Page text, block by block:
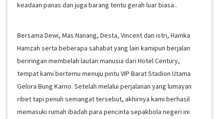
keadaan panas dan juga barang tentu gerah luar biasa..
Bersama Dewi, Mas Nanang, Desta, Vincent dan istri, Hamka
Hamzah serta beberapa sahabat yang lain kamipun berjalan
beriringan membelah lautan manusia dari Hotel Century,
tempat kami bertemu menuju pintu VIP Barat Stadion Utama
Gelora Bung Karno. Setelah melalui perjalanan yang lumayan
ribet tapi penuh semangat tersebut, akhirnya kami berhasil
memasuki rumah ibadah para pencinta sepakbola negeri ini